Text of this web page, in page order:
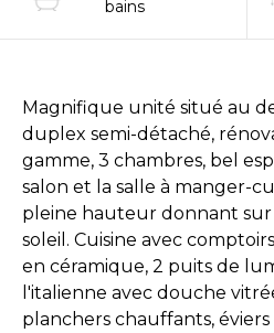
bains
Magnifique unité situé au
duplex semi-détaché,
gamme, 3 chambres, bel
salon et la salle à manger-
pleine hauteur donnant sur
soleil. Cuisine avec
en céramique, 2 puits de
l'italienne avec douche
planchers chauffants,